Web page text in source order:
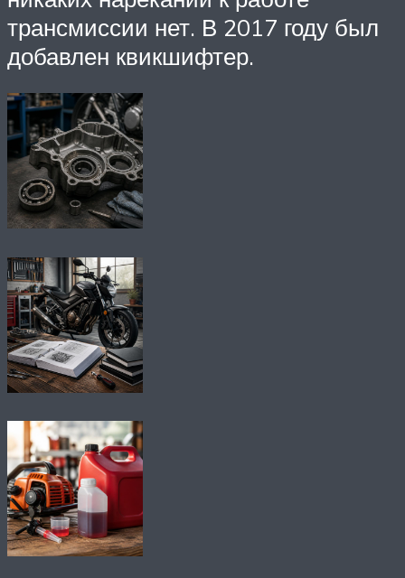
трансмиссии нет. В 2017 году был
добавлен квикшифтер.